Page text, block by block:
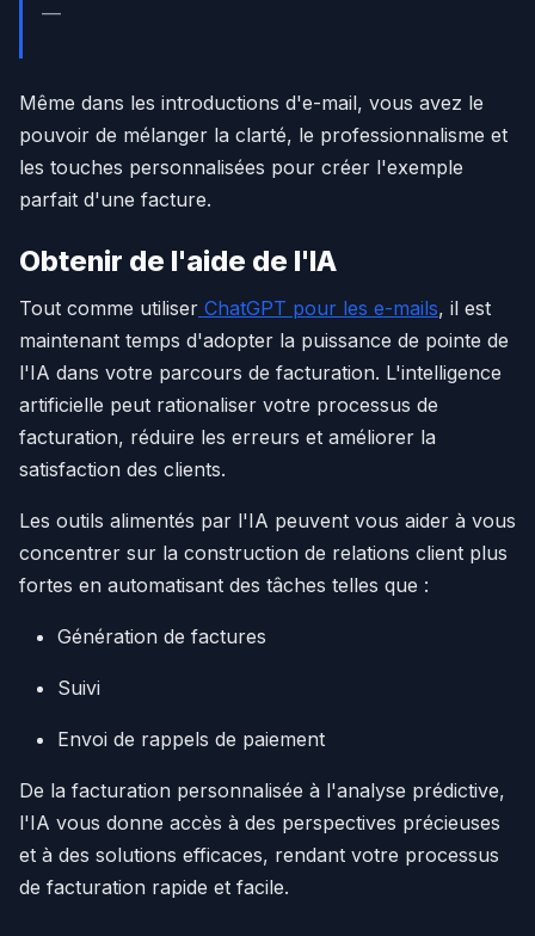
—
Même dans les introductions d'e-mail, vous avez le
pouvoir de mélanger la clarté, le professionnalisme et
les touches personnalisées pour créer l'exemple
parfait d'une facture.
Obtenir de l'aide de l'IA
Tout comme utiliser ChatGPT pour les e-mails, il est
maintenant temps d'adopter la puissance de pointe de
l'IA dans votre parcours de facturation. L'intelligence
artificielle peut rationaliser votre processus de
facturation, réduire les erreurs et améliorer la
satisfaction des clients.
Les outils alimentés par l'IA peuvent vous aider à vous
concentrer sur la construction de relations client plus
fortes en automatisant des tâches telles que :
Génération de factures
Suivi
Envoi de rappels de paiement
De la facturation personnalisée à l'analyse prédictive,
l'IA vous donne accès à des perspectives précieuses
et à des solutions efficaces, rendant votre processus
de facturation rapide et facile.